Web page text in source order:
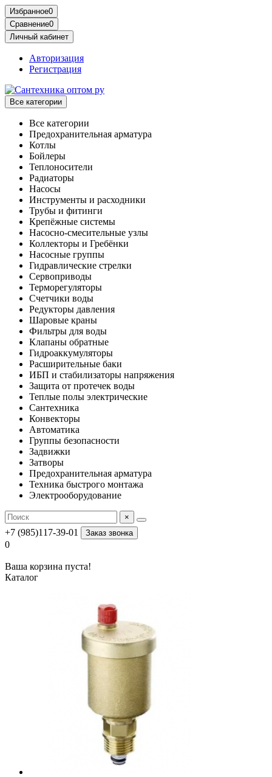
Избранное0
Сравнение0
Личный кабинет
Авторизация
Регистрация
Все категории
Все категории
Предохранительная арматура
Котлы
Бойлеры
Теплоносители
Радиаторы
Насосы
Инструменты и расходники
Трубы и фитинги
Крепёжные системы
Насосно-смесительные узлы
Коллекторы и Гребёнки
Насосные группы
Гидравлические стрелки
Сервоприводы
Терморегуляторы
Счетчики воды
Редукторы давления
Шаровые краны
Фильтры для воды
Клапаны обратные
Гидроаккумуляторы
Расширительные баки
ИБП и стабилизаторы напряжения
Защита от протечек воды
Теплые полы электрические
Сантехника
Конвекторы
Автоматика
Группы безопасности
Задвижки
Затворы
Предохранительная арматура
Техника быстрого монтажа
Электрооборудование
×
+7 (985)117-39-01 Заказ звонка
0
Ваша корзина пуста!
Каталог